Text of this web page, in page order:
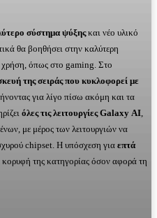
σύστημα ψύξηςκαι νέο υλικό
θα βοηθήσει στην καλύτερη
χρήση, όπως στο gaming. Στο
της σειράς που κυκλοφορεί με
για λίγο πίσω ακόμη και τα
όλες τις λειτουργίεςGalaxy AI,
με μέρος των λειτουργιών να
chipset. Η υπόσχεση για επτά
κορυφή της κατηγορίας όσον αφορά τη